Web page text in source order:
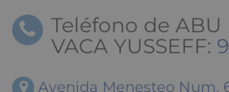
Teléfono de ABU
VACA YUSSEFF:
Avenida Menesteo Num.